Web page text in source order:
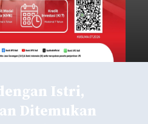
Istri,
Ditemukan